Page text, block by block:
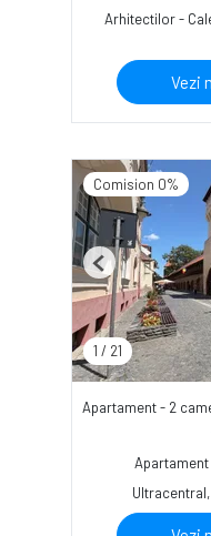
Arhitectilor -
Vezi
Comision 0%
1 / 21
Previous
Apartament - 2